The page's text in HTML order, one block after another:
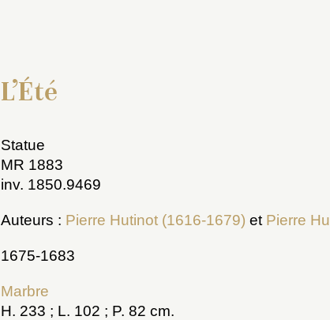
L’Été
Statue
MR 1883
inv. 1850.9469
Auteurs : Pierre Hutinot (1616-1679) et Pierre
1675-1683
Marbre
H. 233 ; L. 102 ; P. 82 cm.